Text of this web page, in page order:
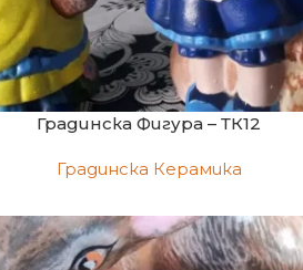
Градинска Фигура – ТК12
Градинска Керамика